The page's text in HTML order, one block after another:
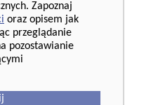
Zapoznaj
oraz opisem jak
przeglądanie
pozostawianie